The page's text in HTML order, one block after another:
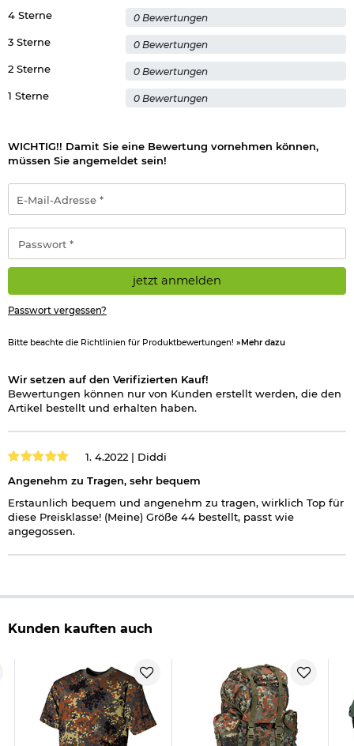
1 Sterne 0 Bewertungen
2 Sterne 0 Bewertungen
3 Sterne 0 Bewertungen
4 Sterne 0 Bewertungen
WICHTIG!! Damit Sie eine Bewertung vornehmen können,
müssen Sie angemeldet sein!
Mail-
Adresse
*
jetzt anmelden
Passwort vergessen?
Bitte beachte die Richtlinien für Produktbewertungen! »Mehr dazu
Wir setzen auf den Verifizierten Kauf!
Bewertungen können nur von Kunden erstellt werden, die den
Artikel bestellt und erhalten haben.
1. 4.2022 | Diddi
Angenehm zu Tragen, sehr bequem
Erstaunlich bequem und angenehm zu tragen, wirklich Top für
diese Preisklasse! (Meine) Größe 44 bestellt, passt wie
angegossen.
Kunden kauften auch